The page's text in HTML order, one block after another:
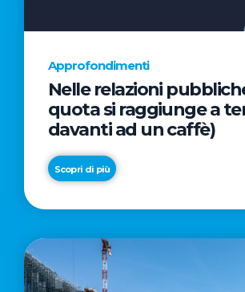
Approfondimenti
Nelle relazioni
quota si raggiunge a
davanti ad un caffè)
Scopri di più